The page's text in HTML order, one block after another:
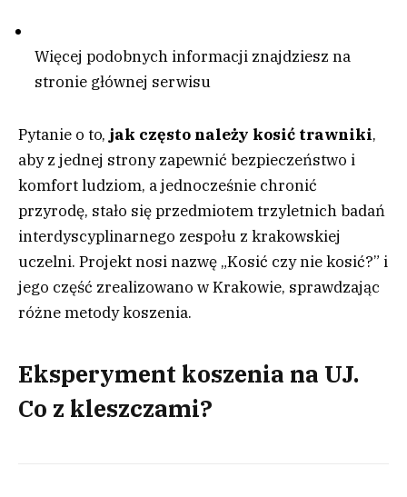
Więcej podobnych informacji znajdziesz na
stronie głównej serwisu
Pytanie o to, jak często należy kosić trawniki,
aby z jednej strony zapewnić bezpieczeństwo i
komfort ludziom, a jednocześnie chronić
przyrodę, stało się przedmiotem trzyletnich badań
interdyscyplinarnego zespołu z krakowskiej
uczelni. Projekt nosi nazwę „Kosić czy nie kosić?” i
jego część zrealizowano w Krakowie, sprawdzając
różne metody koszenia.
Eksperyment koszenia na UJ.
Co z kleszczami?